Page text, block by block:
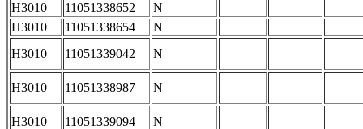
H3010
11051338652
N
H3010
11051338654
N
H3010
11051339042 N
H3010 11051338987 N
H3010 11051339094
N